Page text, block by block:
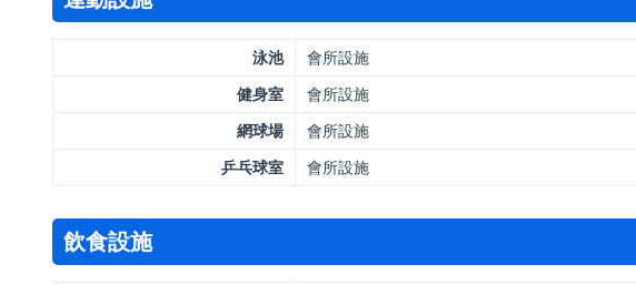
泳池
會所設施
健身室
會所設施
網球場
會所設施
乒乓球室
會所設施
飲食設施